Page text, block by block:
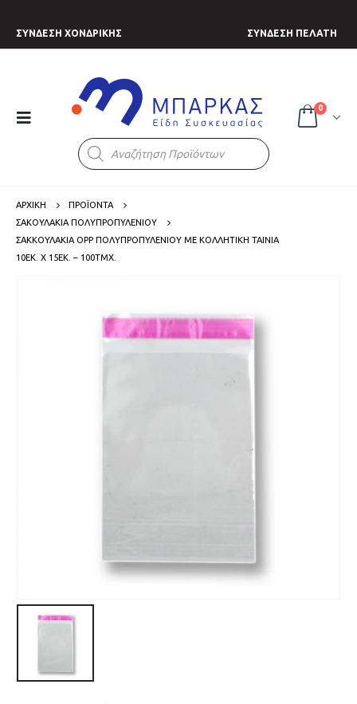
ΣΥΝΔΕΣΗ ΧΟΝΔΡΙΚΗΣ ΣΥΝΔΕΣΗ ΠΕΛΑΤΗ
Products
search
0
ΑΡΧΙΚΗ
ΠΡΟΪΟΝΤΑ
ΣΑΚΟΥΛΑΚΙΑ ΠΟΛΥΠΡΟΠΥΛΕΝΙΟΥ
ΣΑΚΚΟΥΛΆΚΙΑ OPP ΠΟΛΥΠΡΟΠΥΛΕΝΊΟΥ ΜΕ ΚΟΛΛΗΤΙΚΉ ΤΑΙΝΊΑ
10ΕΚ. X 15ΕΚ. – 100ΤΜΧ.